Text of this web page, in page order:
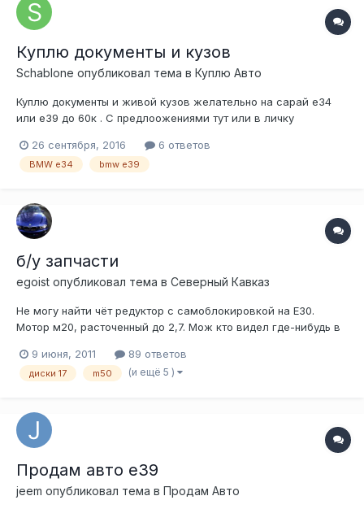
Куплю документы и кузов
Schablone опубликовал тема в Куплю Авто
Куплю документы и живой кузов желательно на сарай е34
или е39 до 60к . С предлоожениями тут или в личку
26 сентября, 2016 6 ответов
BMW e34 bmw e39
б/у запчасти
egoist опубликовал тема в Северный Кавказ
Не могу найти чёт редуктор с самоблокировкой на Е30.
Мотор м20, расточенный до 2,7. Мож кто видел где-нибудь в
9 июня, 2011
89 ответов
диски 17 m50 (и ещё 5 )
Продам авто е39
jeem опубликовал тема в Продам Авто